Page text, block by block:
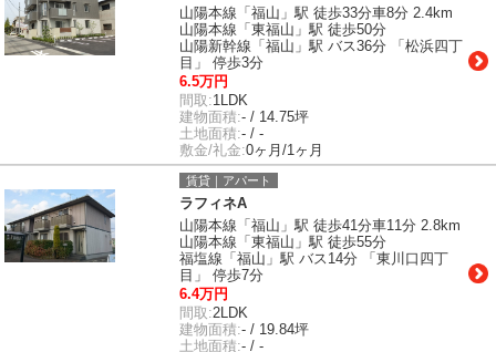
山陽本線「福山」駅 徒歩33分車8分 2.4km
山陽本線「東福山」駅 徒歩50分
山陽新幹線「福山」駅 バス36分 「松浜四丁
目」 停歩3分
6.5万円
間取:1LDK
建物面積:- / 14.75坪
土地面積:- / -
敷金/礼金:0ヶ月/1ヶ月
賃貸｜アパート
ラフィネA
山陽本線「福山」駅 徒歩41分車11分 2.8km
山陽本線「東福山」駅 徒歩55分
福塩線「福山」駅 バス14分 「東川口四丁
目」 停歩7分
6.4万円
間取:2LDK
建物面積:- / 19.84坪
土地面積:- / -